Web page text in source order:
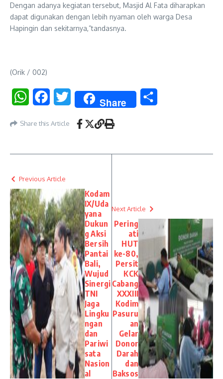
Dengan adanya kegiatan tersebut, Masjid Al Fata diharapkan
dapat digunakan dengan lebih nyaman oleh warga Desa
Hapingin dan sekitarnya,”tandasnya.
(Orik / 002)
WhatsAppFacebookTwitter Share
Share this Article
Previous Article
Kodam
IX/Uda
yana
Dukun
g Aksi
Bersih
Pantai
Bali,
Wujud
Sinergi
TNI
Jaga
Lingku
ngan
dan
Pariwi
sata
Nasion
al
Next Article
Pering
ati
HUT
ke-80,
Persit
KCK
Cabang
XXXIII
Kodim
Pasuru
an
Gelar
Donor
Darah
dan
Baksos